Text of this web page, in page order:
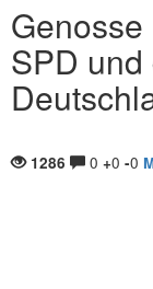
SPD
1286 0 +0 -0